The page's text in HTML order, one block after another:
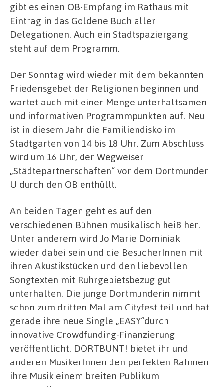
gibt es einen OB-Empfang im Rathaus mit
Eintrag in das Goldene Buch aller
Delegationen. Auch ein Stadtspaziergang
steht auf dem Programm.
Der Sonntag wird wieder mit dem bekannten
Friedensgebet der Religionen beginnen und
wartet auch mit einer Menge unterhaltsamen
und informativen Programmpunkten auf. Neu
ist in diesem Jahr die Familiendisko im
Stadtgarten von 14 bis 18 Uhr. Zum Abschluss
wird um 16 Uhr, der Wegweiser
„Städtepartnerschaften“ vor dem Dortmunder
U durch den OB enthüllt.
An beiden Tagen geht es auf den
verschiedenen Bühnen musikalisch heiß her.
Unter anderem wird Jo Marie Dominiak
wieder dabei sein und die BesucherInnen mit
ihren Akustikstücken und den liebevollen
Songtexten mit Ruhrgebietsbezug gut
unterhalten. Die junge Dortmunderin nimmt
schon zum dritten Mal am Cityfest teil und hat
gerade ihre neue Single „EASY“durch
innovative Crowdfunding-Finanzierung
veröffentlicht. DORTBUNT! bietet ihr und
anderen MusikerInnen den perfekten Rahmen
ihre Musik einem breiten Publikum